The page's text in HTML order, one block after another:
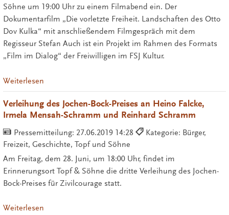
Söhne um 19:00 Uhr zu einem Filmabend ein. Der
Dokumentarfilm „Die vorletzte Freiheit. Landschaften des Otto
Dov Kulka“ mit anschließendem Filmgespräch mit dem
Regisseur Stefan Auch ist ein Projekt im Rahmen des Formats
„Film im Dialog“ der Freiwilligen im FSJ Kultur.
Weiterlesen
Verleihung des Jochen-Bock-Preises an Heino Falcke,
Irmela Mensah-Schramm und Reinhard Schramm
Pressemitteilung: 27.06.2019 14:28
Kategorie: Bürger,
Freizeit, Geschichte, Topf und Söhne
Am Freitag, dem 28. Juni, um 18:00 Uhr, findet im
Erinnerungsort Topf & Söhne die dritte Verleihung des Jochen-
Bock-Preises für Zivilcourage statt.
Weiterlesen